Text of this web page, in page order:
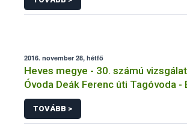
2016. november 28, hétfő
Heves megye - 30. számú
Óvoda Deák Ferenc úti Tagóvoda -
TOVÁBB >